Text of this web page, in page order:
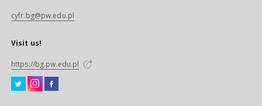
cyfr.bg@pw.edu.pl
Visit us!
https://bg.pw.edu.pl